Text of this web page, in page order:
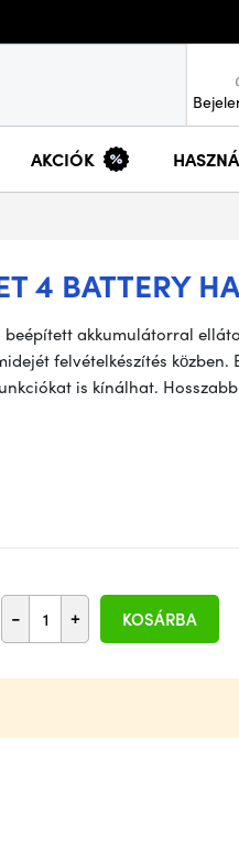
AKCIÓK
4 BATTERY
beépített akkumulátorral
felvételkészítés
is kínálhat.
- + KOSÁRBA